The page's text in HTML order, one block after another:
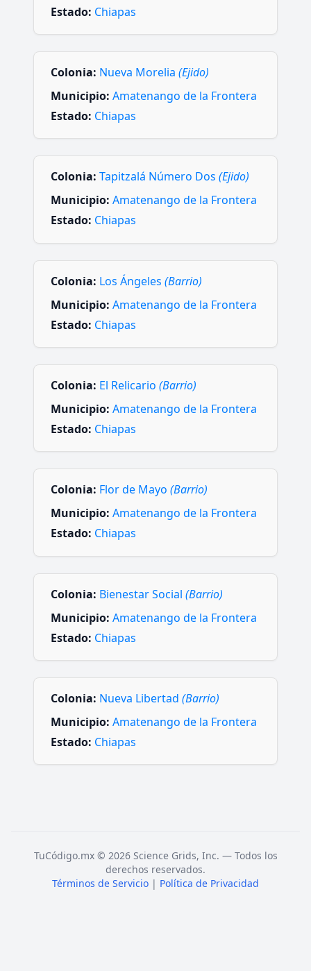
Estado: Chiapas
Colonia: Nueva Morelia (Ejido)
Municipio: Amatenango de la Frontera
Estado: Chiapas
Colonia: Tapitzalá Número Dos (Ejido)
Municipio: Amatenango de la Frontera
Estado: Chiapas
Colonia: Los Ángeles (Barrio)
Municipio: Amatenango de la Frontera
Estado: Chiapas
Colonia: El Relicario (Barrio)
Municipio: Amatenango de la Frontera
Estado: Chiapas
Colonia: Flor de Mayo (Barrio)
Municipio: Amatenango de la Frontera
Estado: Chiapas
Colonia: Bienestar Social (Barrio)
Municipio: Amatenango de la Frontera
Estado: Chiapas
Colonia: Nueva Libertad (Barrio)
Municipio: Amatenango de la Frontera
Estado: Chiapas
TuCódigo.mx © 2026 Science Grids, Inc. — Todos los
derechos reservados.
Términos de Servicio | Política de Privacidad